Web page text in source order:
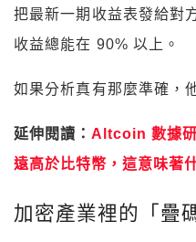
把最新一期收益表發給對
收益總能在 90% 以上。
如果分析真有那麼準確，
延伸閱讀： Altcoin 數據研
遠高於比特幣，這意味著
加密產業裡的「疊